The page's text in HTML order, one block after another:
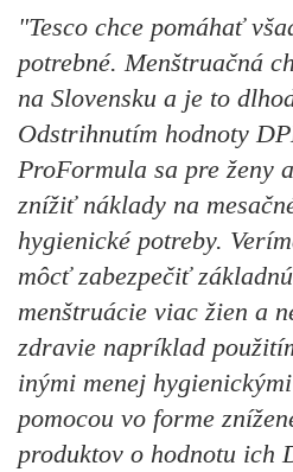
"Tesco chce pomáhať
potrebné. Menštruačná
na Slovensku a je to
Odstrihnutím hodnoty
ProFormula sa pre ženy
znížiť náklady na
hygienické potreby.
môcť zabezpečiť
menštruácie viac žien a
zdravie napríklad
inými menej
pomocou vo forme
produktov o hodnotu ich